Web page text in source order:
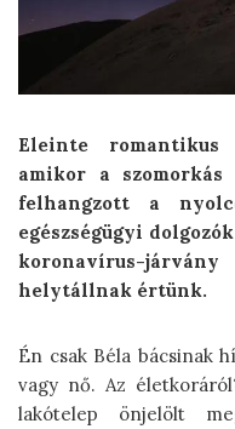
Eleinte
amikor a
felhangzott a
egészségügyi
koronavírus-
helytállnak értünk.
Én csak Béla bácsinak
vagy nő. Az
lakótelep önjelölt